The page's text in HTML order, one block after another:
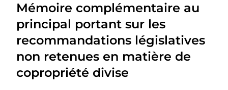
Mémoire complémentaire au
principal portant sur les
recommandations législatives
non retenues en matière de
copropriété divise